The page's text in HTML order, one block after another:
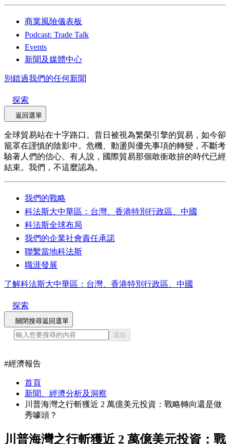
商業風險儀表板
Podcast: Trade Talk
Events
新聞及媒體中心
別錯過我們的任何新聞
探索
返回選單
全球貿易站在十字路口。昔日被視為繁榮引擎的貿易，如今卻
籠罩在謹慎的陰影中。危機、動盪與優先事項的轉變，不斷考
驗著人們的信心。有人說，國際貿易那個敢衝敢拚的時代已經
結束。我們，不這麼認為。
我們的戰略
科法斯大中華區：台灣、香港特別行政區、中國
科法斯全球布局
我們的企業社會責任承諾
聯繫當地科法斯
職涯發展
了解科法斯大中華區：台灣、香港特別行政區、中國
探索
關閉搜尋返回選單
送出
#經濟報告
首頁
新聞、經濟分析及洞察
川普海灣之行斬獲近 2 萬億美元投資：戰略轉向還是做
秀噱頭？
川普海灣之行斬獲近 2 萬億美元投資：戰